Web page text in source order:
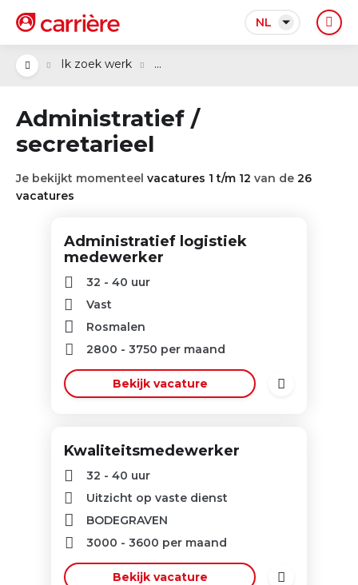
NL
Ik zoek werk ...
Administratief /
secretarieel
Je bekijkt momenteel vacatures 1 t/m 12 van de 26
vacatures
Administratief logistiek
medewerker
32 - 40 uur
Vast
Rosmalen
2800 - 3750 per maand
Bekijk vacature
Kwaliteitsmedewerker
32 - 40 uur
Uitzicht op vaste dienst
BODEGRAVEN
3000 - 3600 per maand
Bekijk vacature